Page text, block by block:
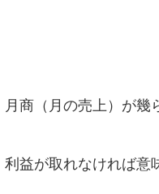
月商（月の売上）が幾
利益が取れなければ意